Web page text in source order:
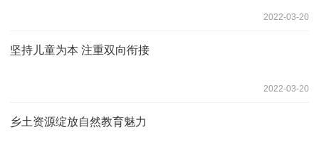
2022-03-20
坚持儿童为本 注重双向衔接
2022-03-20
乡土资源绽放自然教育魅力